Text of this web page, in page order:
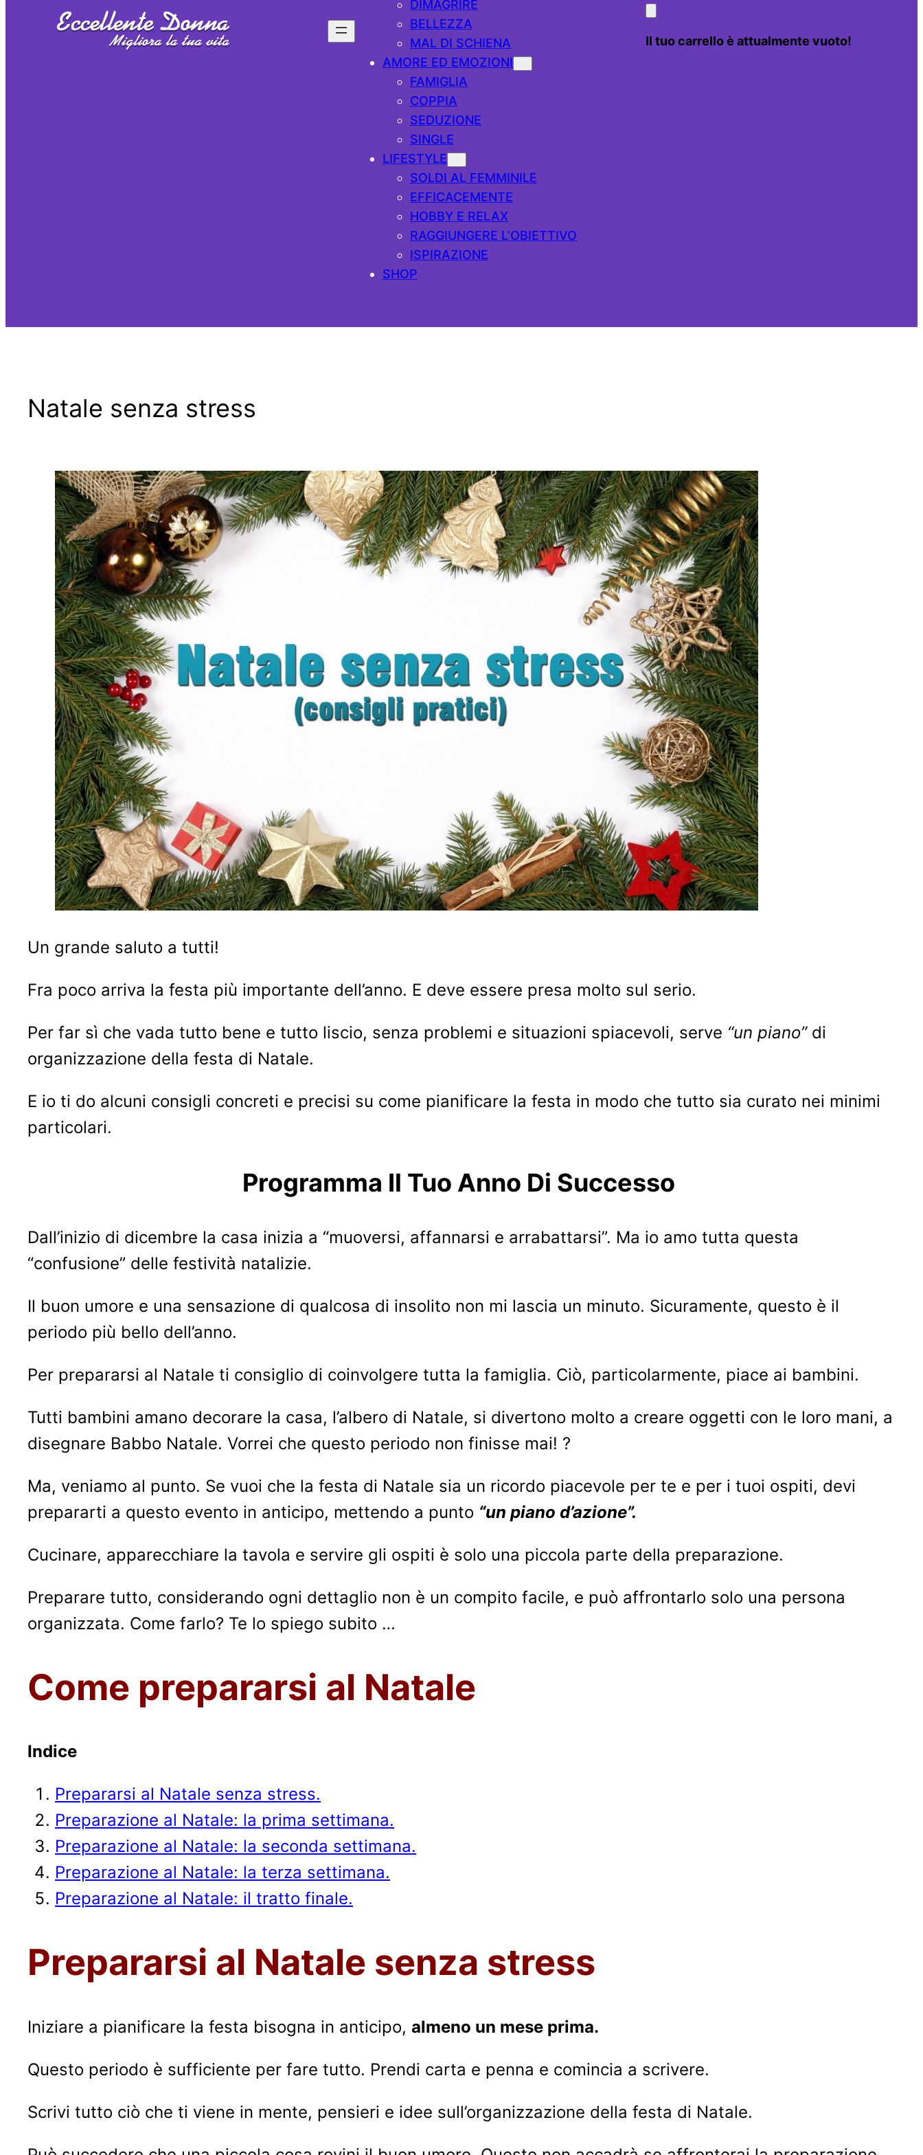
DIMAGRIRE
BELLEZZA
MAL DI SCHIENA
AMORE ED EMOZIONI
FAMIGLIA
COPPIA
SEDUZIONE
SINGLE
LIFESTYLE
SOLDI AL FEMMINILE
EFFICACEMENTE
HOBBY E RELAX
RAGGIUNGERE L’OBIETTIVO
ISPIRAZIONE
SHOP
Il tuo carrello è attualmente vuoto!
Natale senza stress
Un grande saluto a tutti!
Fra poco arriva la festa più importante dell’anno. E deve essere presa molto sul serio.
Per far sì che vada tutto bene e tutto liscio, senza problemi e situazioni spiacevoli, serve “un piano”di
organizzazione della festa di Natale.
E io ti do alcuni consigli concreti e precisi su come pianificare la festa in modo che tutto sia curato nei minimi
particolari.
Programma Il Tuo Anno Di Successo
Dall’inizio di dicembre la casa inizia a “muoversi, affannarsi e arrabattarsi”. Ma io amo tutta questa
“confusione” delle festività natalizie.
Il buon umore e una sensazione di qualcosa di insolito non mi lascia un minuto. Sicuramente, questo è il
periodo più bello dell’anno.
Per prepararsi al Natale ti consiglio di coinvolgere tutta la famiglia. Ciò, particolarmente, piace ai bambini.
Tutti bambini amano decorare la casa, l’albero di Natale, si divertono molto a creare oggetti con le loro mani, a
disegnare Babbo Natale. Vorrei che questo periodo non finisse mai! ?
Ma, veniamo al punto. Se vuoi che la festa di Natale sia un ricordo piacevole per te e per i tuoi ospiti, devi
prepararti a questo evento in anticipo, mettendo a punto “un piano d’azione”.
Cucinare, apparecchiare la tavola e servire gli ospiti è solo una piccola parte della preparazione.
Preparare tutto, considerando ogni dettaglio non è un compito facile, e può affrontarlo solo una persona
organizzata. Come farlo? Te lo spiego subito …
Come prepararsi al Natale
Indice
Prepararsi al Natale senza stress.
Preparazione al Natale: la prima settimana.
Preparazione al Natale: la seconda settimana.
Preparazione al Natale: la terza settimana.
Preparazione al Natale: il tratto finale.
Prepararsi al Natale senza stress
Iniziare a pianificare la festa bisogna in anticipo, almeno un mese prima.
Questo periodo è sufficiente per fare tutto. Prendi carta e penna e comincia a scrivere.
Scrivi tutto ciò che ti viene in mente, pensieri e idee sull’organizzazione della festa di Natale.